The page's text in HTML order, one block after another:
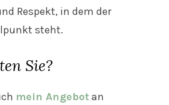
Respekt, in dem der
steht.
Sie?
mein Angebotan